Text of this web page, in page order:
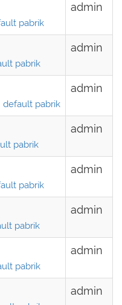
pabrik
admin
pabrik
admin
default pabrik
admin
pabrik
admin
pabrik
admin
pabrik
admin
pabrik
admin
admin